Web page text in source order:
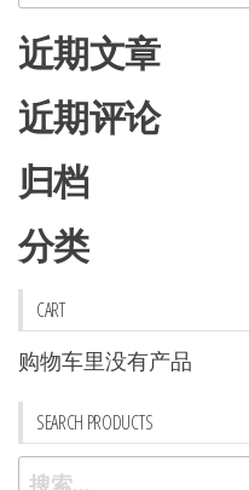
近期文章
近期评论
归档
分类
CART
购物车里没有产品
SEARCH PRODUCTS
搜